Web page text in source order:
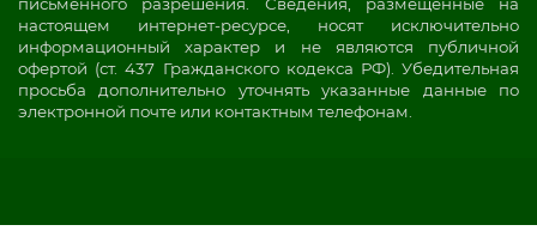
настоящем интернет-ресурсе, носят исключительно
информационный характер и не являются публичной
офертой (ст. 437 Гражданского кодекса РФ). Убедительная
просьба дополнительно уточнять указанные данные по
электронной почте или контактным телефонам.